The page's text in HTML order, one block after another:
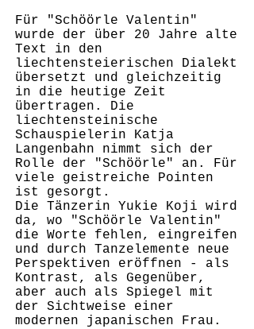
Für "Schöörle Valentin"
wurde der über 20 Jahre alte
Text in den
liechtensteierischen Dialekt
übersetzt und gleichzeitig
in die heutige Zeit
übertragen. Die
liechtensteinische
Schauspielerin Katja
Langenbahn nimmt sich der
Rolle der "Schöörle" an. Für
viele geistreiche Pointen
ist gesorgt.
Die Tänzerin Yukie Koji wird
da, wo "Schöörle Valentin"
die Worte fehlen, eingreifen
und durch Tanzelemente neue
Perspektiven eröffnen - als
Kontrast, als Gegenüber,
aber auch als Spiegel mit
der Sichtweise einer
modernen japanischen Frau.